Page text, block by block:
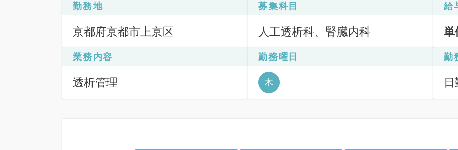
勤務地
京都府京都市上京区
募集科目
人工透析科、腎臓内科
給
業務内容
透析管理
勤務曜日
木
勤